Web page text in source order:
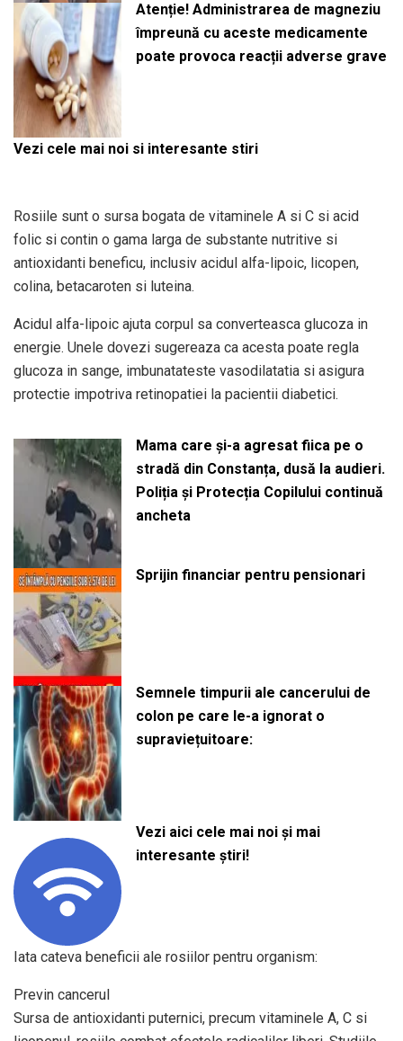
Atenție! Administrarea de magneziu
împreună cu aceste medicamente
poate provoca reacții adverse grave
Vezi cele mai noi si interesante stiri
Rosiile sunt o sursa bogata de vitaminele A si C si acid
folic si contin o gama larga de substante nutritive si
antioxidanti beneficu, inclusiv acidul alfa-lipoic, licopen,
colina, betacaroten si luteina.
Acidul alfa-lipoic ajuta corpul sa converteasca glucoza in
energie. Unele dovezi sugereaza ca acesta poate regla
glucoza in sange, imbunatateste vasodilatatia si asigura
protectie impotriva retinopatiei la pacientii diabetici.
Mama care și-a agresat fiica pe o
stradă din Constanța, dusă la audieri.
Poliția și Protecția Copilului continuă
ancheta
Sprijin financiar pentru pensionari
Semnele timpurii ale cancerului de
colon pe care le-a ignorat o
supraviețuitoare:
Vezi aici cele mai noi și mai
interesante știri!
Iata cateva beneficii ale rosiilor pentru organism:
Previn cancerul
Sursa de antioxidanti puternici, precum vitaminele A, C si